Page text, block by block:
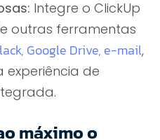
Integre o ClickUp
outras ferramentas
Google Drive, e-mail,
experiência de
máximo o